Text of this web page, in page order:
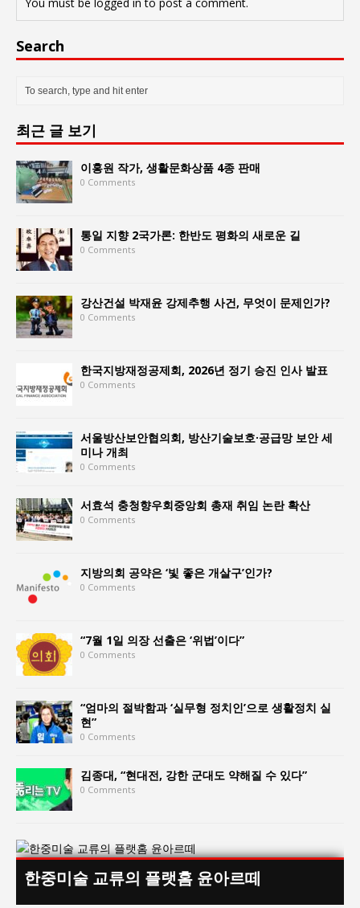
Search
최근 글 보기
이홍원 작가, 생활문화상품 4종 판매
0 Comments
통일 지향 2국가론: 한반도 평화의 새로운 길
0 Comments
강산건설 박재윤 강제추행 사건, 무엇이 문제인가?
0 Comments
한국지방재정공제회, 2026년 정기 승진 인사 발표
0 Comments
서울방산보안협의회, 방산기술보호·공급망 보안 세
미나 개최
0 Comments
서효석 충청향우회중앙회 총재 취임 논란 확산
0 Comments
지방의회 공약은 ‘빛 좋은 개살구’인가?
0 Comments
“7월 1일 의장 선출은 ‘위법’이다”
0 Comments
“엄마의 절박함과 ‘실무형 정치인’으로 생활정치 실
현”
0 Comments
김종대, “현대전, 강한 군대도 약해질 수 있다”
0 Comments
한중미술 교류의 플랫홈 윤아르떼